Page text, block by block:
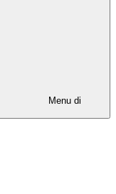
Menu di